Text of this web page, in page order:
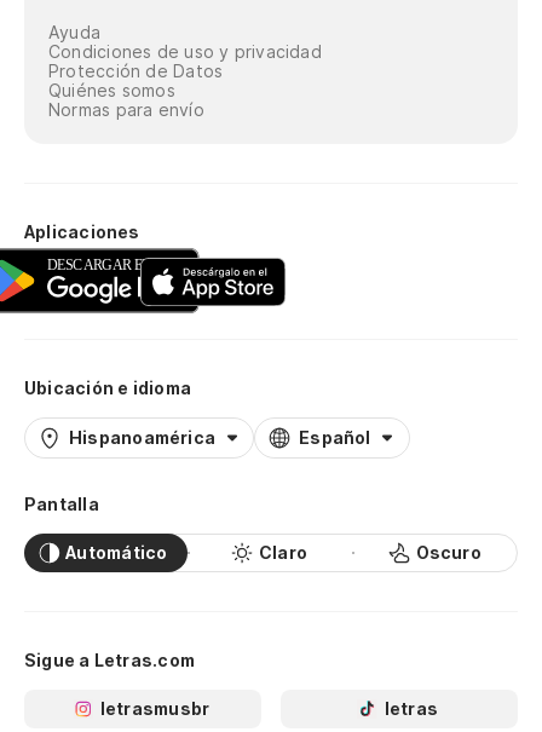
Ayuda
Condiciones de uso y privacidad
Protección de Datos
Quiénes somos
Normas para envío
Aplicaciones
Ubicación e idioma
Hispanoamérica Español
Pantalla
Automático Claro Oscuro
Sigue a Letras.com
letrasmusbr letras